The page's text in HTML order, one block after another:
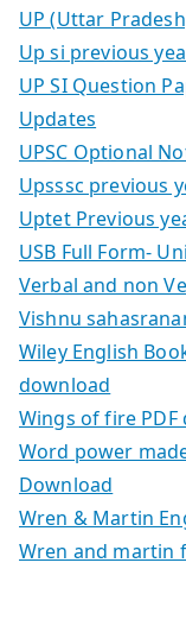
UP (Uttar
Up si previous
UP SI Question
Updates
UPSC Optional
Upsssc previous
Uptet Previous
USB Full Form-
Verbal and non
Vishnu
Wiley English
download
Wings of fire PDF
Word power
Download
Wren & Martin
Wren and martin